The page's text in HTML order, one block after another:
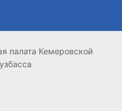
палата Кемеровской